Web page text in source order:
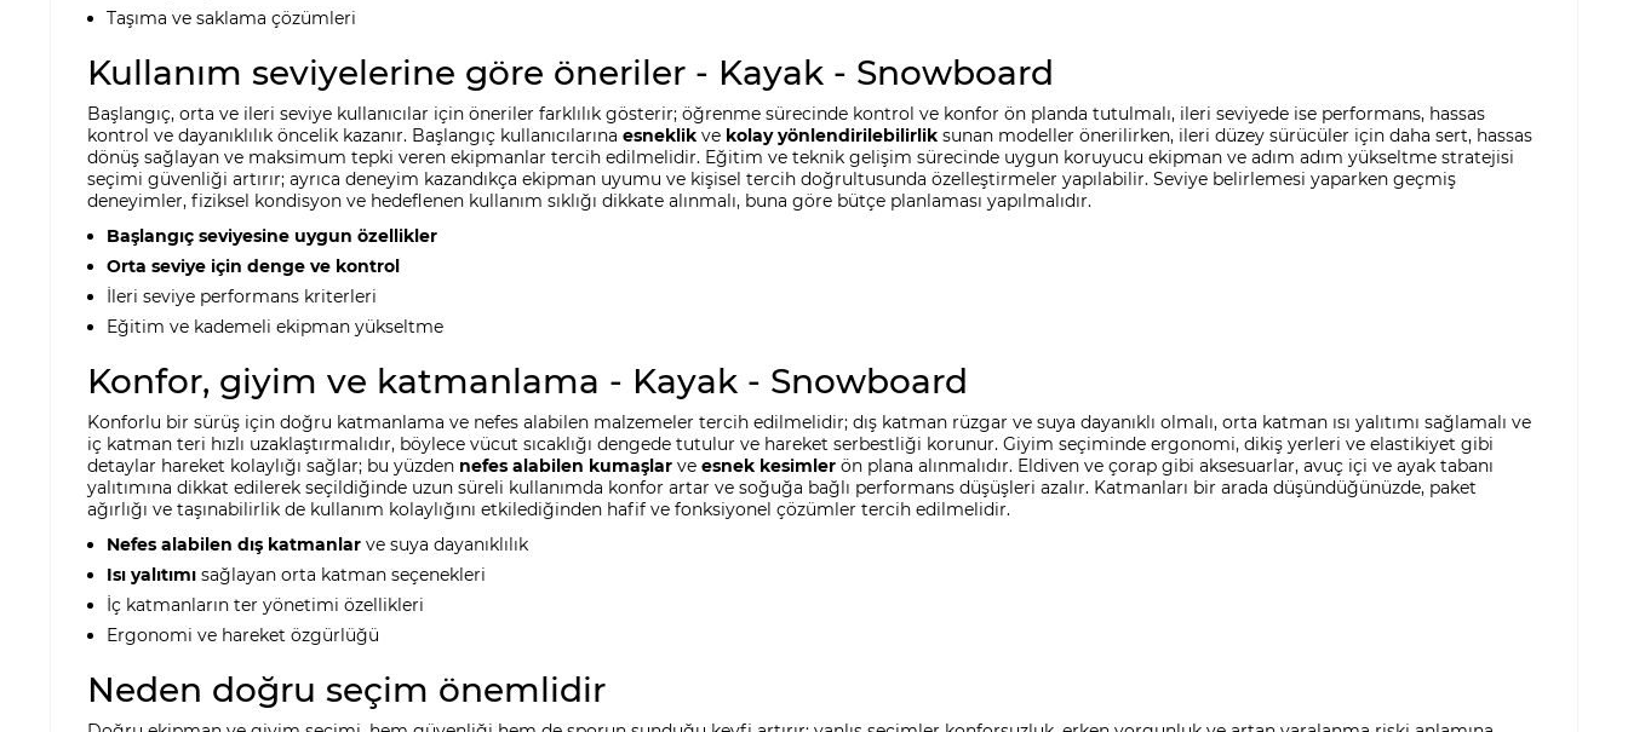
Taşıma ve saklama çözümleri
Kullanım seviyelerine göre öneriler - Kayak - Snowboard
Başlangıç, orta ve ileri seviye kullanıcılar için öneriler farklılık gösterir; öğrenme sürecinde kontrol ve konfor ön planda tutulmalı, ileri seviyede ise performans, hassas
kontrol ve dayanıklılık öncelik kazanır. Başlangıç kullanıcılarına esneklik ve kolay yönlendirilebilirlik sunan modeller önerilirken, ileri düzey sürücüler için daha sert, hassas
dönüş sağlayan ve maksimum tepki veren ekipmanlar tercih edilmelidir. Eğitim ve teknik gelişim sürecinde uygun koruyucu ekipman ve adım adım yükseltme stratejisi
seçimi güvenliği artırır; ayrıca deneyim kazandıkça ekipman uyumu ve kişisel tercih doğrultusunda özelleştirmeler yapılabilir. Seviye belirlemesi yaparken geçmiş
deneyimler, fiziksel kondisyon ve hedeflenen kullanım sıklığı dikkate alınmalı, buna göre bütçe planlaması yapılmalıdır.
Başlangıç seviyesine uygun özellikler
Orta seviye için denge ve kontrol
İleri seviye performans kriterleri
Eğitim ve kademeli ekipman yükseltme
Konfor, giyim ve katmanlama - Kayak - Snowboard
Konforlu bir sürüş için doğru katmanlama ve nefes alabilen malzemeler tercih edilmelidir; dış katman rüzgar ve suya dayanıklı olmalı, orta katman ısı yalıtımı sağlamalı ve
iç katman teri hızlı uzaklaştırmalıdır, böylece vücut sıcaklığı dengede tutulur ve hareket serbestliği korunur. Giyim seçiminde ergonomi, dikiş yerleri ve elastikiyet gibi
detaylar hareket kolaylığı sağlar; bu yüzden nefes alabilen kumaşlar ve esnek kesimler ön plana alınmalıdır. Eldiven ve çorap gibi aksesuarlar, avuç içi ve ayak tabanı
yalıtımına dikkat edilerek seçildiğinde uzun süreli kullanımda konfor artar ve soğuğa bağlı performans düşüşleri azalır. Katmanları bir arada düşündüğünüzde, paket
ağırlığı ve taşınabilirlik de kullanım kolaylığını etkilediğinden hafif ve fonksiyonel çözümler tercih edilmelidir.
Nefes alabilen dış katmanlar ve suya dayanıklılık
Isı yalıtımı sağlayan orta katman seçenekleri
İç katmanların ter yönetimi özellikleri
Ergonomi ve hareket özgürlüğü
Neden doğru seçim önemlidir